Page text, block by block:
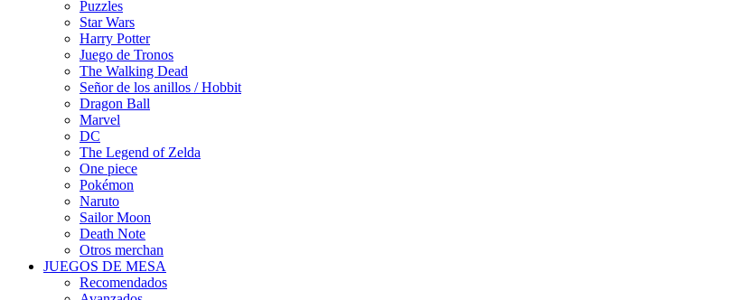
Puzzles
Star Wars
Harry Potter
Juego de Tronos
The Walking Dead
Señor de los anillos / Hobbit
Dragon Ball
Marvel
DC
The Legend of Zelda
One piece
Pokémon
Naruto
Sailor Moon
Death Note
Otros merchan
JUEGOS DE MESA
Recomendados